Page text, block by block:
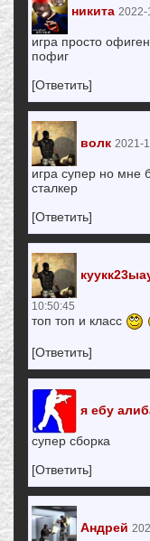
никита 2022-
игра просто
пофиг
[Ответить]
волк 2021-
игра супер но мне
сталкер
[Ответить]
10:50:45
топ топ и класс
[Ответить]
я ебу
супер сборка
[Ответить]
Андрей